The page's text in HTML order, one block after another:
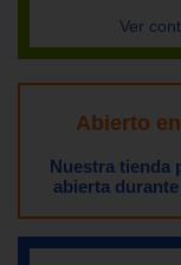
Ver
Abierto
Nuestra tienda
abierta